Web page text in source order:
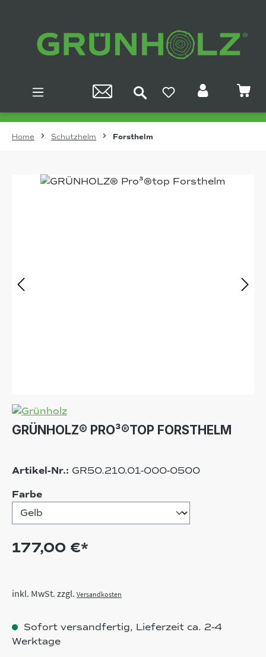
Home Schutzhelm Forsthelm
Bildergalerie überspringen
GRÜNHOLZ® PRO³®TOP FORSTHELM
Artikel-Nr.: GR50.210.01-000-0500
Farbeauswählen
177,00 €*
inkl. MwSt. zzgl. Versandkosten
Sofort versandfertig, Lieferzeit ca. 2-4
Werktage